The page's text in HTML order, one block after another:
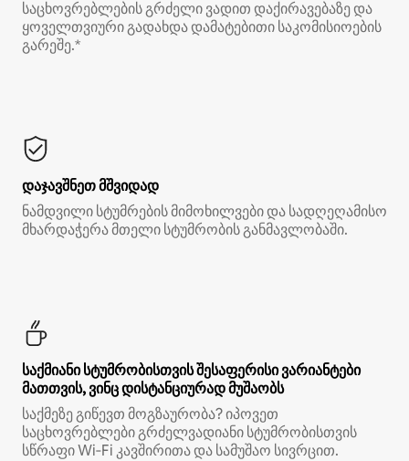
საცხოვრებლების გრძელი ვადით დაქირავებაზე და
ყოველთვიური გადახდა დამატებითი საკომისიოების
გარეშე.*
დაჯავშნეთ მშვიდად
ნამდვილი სტუმრების მიმოხილვები და სადღეღამისო
მხარდაჭერა მთელი სტუმრობის განმავლობაში.
საქმიანი სტუმრობისთვის შესაფერისი ვარიანტები
მათთვის, ვინც დისტანციურად მუშაობს
საქმეზე გიწევთ მოგზაურობა? იპოვეთ
საცხოვრებლები გრძელვადიანი სტუმრობისთვის
სწრაფი Wi‑Fi კავშირითა და სამუშაო სივრცით.